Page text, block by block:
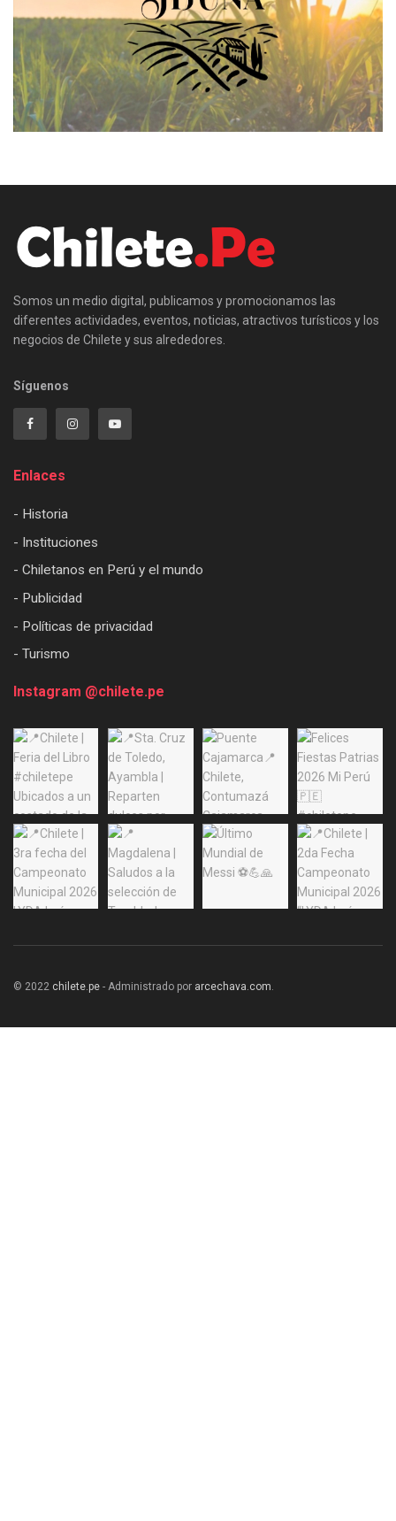
Somos un medio digital, publicamos y promocionamos las
diferentes actividades, eventos, noticias, atractivos turísticos y los
negocios de Chilete y sus alrededores.
Síguenos
Enlaces
- Historia
- Instituciones
- Chiletanos en Perú y el mundo
- Publicidad
- Políticas de privacidad
- Turismo
Instagram @chilete.pe
© 2022 chilete.pe - Administrado por arcechava.com